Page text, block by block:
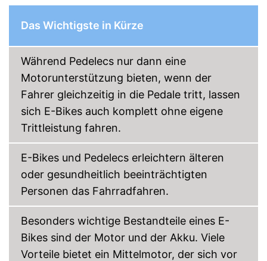
Beleuchtung
Vorteile
Mit Beleuchtung
Das Wichtigste in Kürze
Während Pedelecs nur dann eine
Motorunterstützung bieten, wenn der
Fahrer gleichzeitig in die Pedale tritt, lassen
sich E-Bikes auch komplett ohne eigene
Trittleistung fahren.
E-Bikes und Pedelecs erleichtern älteren
oder gesundheitlich beeinträchtigten
Personen das Fahrradfahren.
Besonders wichtige Bestandteile eines E-
Bikes sind der Motor und der Akku. Viele
Vorteile bietet ein Mittelmotor, der sich vor